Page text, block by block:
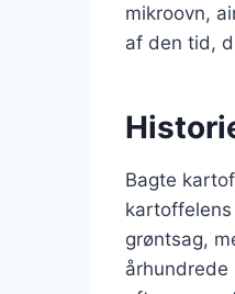
mikroovn,
af den tid,
Bagte
grøntsag,